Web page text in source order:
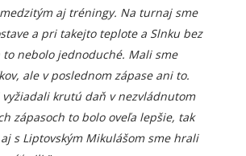
aj tréningy. Na turnaj sme
a pri takejto teplote a Slnku bez
nebolo jednoduché. Mali sme
ale v poslednom zápase ani to.
vyžiadali krutú daň v nezvládnutom
zápasoch to bolo oveľa lepšie, tak
s Liptovským Mikulášom sme hrali